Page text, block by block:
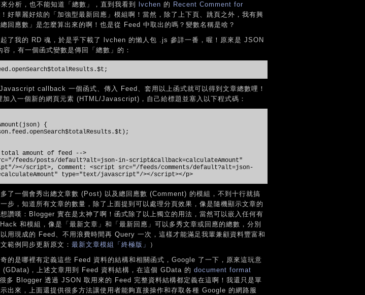
分析，也不能知道「總數」，直到我看到
lvchen 的 Recent Comment for
！好華麗好炫的「加強型最新回應」模組啊！當然，除了上下頁、跳頁之外，我有興
回應數」是怎麼算出來的啊！也是從 Feed 中取出的嗎？變數名稱是啥？
了我的 RD 魂，於是乎下載了 lvchen 的懶人包 .js 參詳一番，喔！原來是 JSON
，有一個函式變數是傳回「總數」的：
callback 一個函式、傳入 Feed、套用以上函式就可以得到文章總數哩！
入一個新的網頁元素 (HTML/Javascript)，自己給標題並塞入以下程式碼：
{
amount of feed -->
feeds/posts/default?alt=json-in-script&callback=calculateAmount"
></script>, Comment: <script src="/feeds/comments/default?alt=json-
type="text/javascript"/></script></p>
了一個會秀出總文章數 (Post) 以及總回應數 (Comment) 的模組，不到十行就搞
步，知道所有文章的數量，除了上面提到可以處理分頁效果，像是隨機顯示文章的
讚嘆：Blogger 實在是太神了啊！函式除了以上獨立的用法，當然可以嵌入任何有
和模組，像是「最新文章」和「最新回應」可以多秀文章或回應的總數，分別
用現成的 Feed、不用浪費時間再 Query 一次，這樣才能滿足我輩兼顧資料豐富和
範例同步更新原文： 最新文章模組「終極版」
）
的是哪裡有定義這些 Feed 資料的結構和相關函式，Google 了一下，原來這玩意
(GData)，上述文章用到 Feed 資料結構，在這個 GData 的 document format
多 Blogger 透過 JSON 取用來的 Feed 完整資料結構都定義在這啊！我還只是單
出來，上面還提供很多方法讓使用者能夠直接操作和存取各種 Google 的網路服